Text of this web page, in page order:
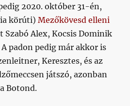
2020. október 31-én,
körúti)Mezőkövesd elleni
Szabó Alex, Kocsis Dominik
padon pedig már akkor is
Keresztes, és az
játszó, azonban
Botond.